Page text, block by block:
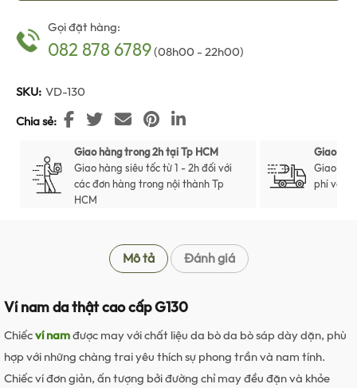
Gọi đặt hàng:
082 878 6789(08h00 - 22h00)
SKU: VD-130
Chia sẻ
Giao hàng trong 2h tại Tp HCM
Giao hàng siêu tốc từ 1 - 2h đối với
các đơn hàng trong nội thành Tp
HCM
Giao
Giao
phí với
Mô tả Đánh giá
Ví nam da thật cao cấp G130
Chiếcví namđược may với chất liệu da bò da bò sáp dày dặn, phù
hợp với những chàng trai yêu thích sự phong trần và nam tính.
Chiếc ví đơn giản, ấn tượng bởi đường chỉ may đều đặn và khỏe